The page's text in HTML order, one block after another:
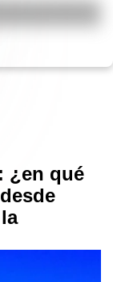
para colorear e
¿en qué